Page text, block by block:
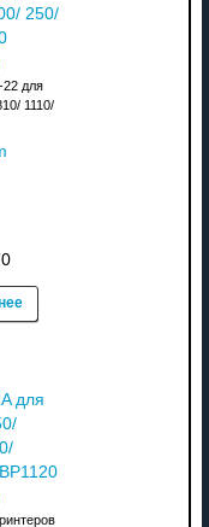
250/
22 для
1110/
для